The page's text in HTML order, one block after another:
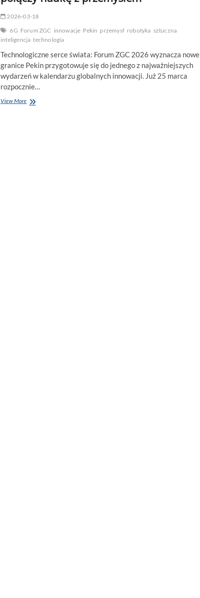
2026-03-18
6G Forum ZGC innowacje Pekin przemysł robotyka sztuczna
inteligencja technologia
Technologiczne serce świata: Forum ZGC 2026 wyznacza nowe
granice Pekin przygotowuje się do jednego z najważniejszych
wydarzeń w kalendarzu globalnych innowacji. Już 25 marca
rozpocznie…
View MorePrzełom